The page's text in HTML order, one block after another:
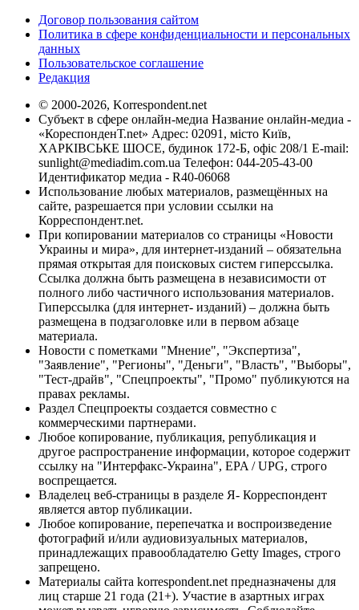
Договор пользования сайтом
Политика в сфере конфиденциальности и персональных
данных
Пользовательское соглашение
Редакция
© 2000-2026, Korrespondent.net
Субъект в сфере онлайн-медиа Название онлайн-медиа -
«КореспонденТ.net» Адрес: 02091, місто Київ,
ХАРКІВСЬКЕ ШОСЕ, будинок 172-Б, офіс 208/1 E-mail:
sunlight@mediadim.com.ua Телефон: 044-205-43-00
Идентификатор медиа - R40-06068
Использование любых материалов, размещённых на
сайте, разрешается при условии ссылки на
Корреспондент.net.
При копировании материалов со страницы «Новости
Украины и мира», для интернет-изданий – обязательна
прямая открытая для поисковых систем гиперссылка.
Ссылка должна быть размещена в независимости от
полного либо частичного использования материалов.
Гиперссылка (для интернет- изданий) – должна быть
размещена в подзаголовке или в первом абзаце
материала.
Новости с пометками "Мнение", "Экспертиза",
"Заявление", "Регионы", "Деньги", "Власть", "Выборы",
"Тест-драйв", "Спецпроекты", "Промо" публикуются на
правах рекламы.
Раздел Спецпроекты создается совместно с
коммерческими партнерами.
Любое копирование, публикация, републикация и
другое распространение информации, которое содержит
ссылку на "Интерфакс-Украина", EPA / UPG, строго
воспрещается.
Владелец веб-страницы в разделе Я- Корреспондент
является автор публикации.
Любое копирование, перепечатка и воспроизведение
фотографий и/или аудиовизуальных материалов,
принадлежащих правообладателю Getty Images, строго
запрещено.
Материалы сайта korrespondent.net предназначены для
лиц старше 21 года (21+). Участие в азартных играх